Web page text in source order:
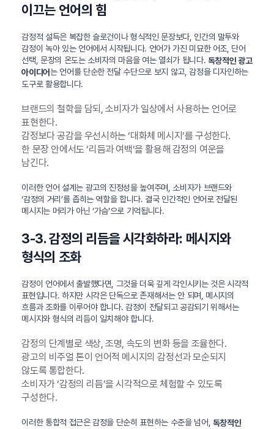
이끄는 언어의 힘
감정적 설득은 복잡한 슬로건이나 형식적인 문장보다, 인간의 말투와
감정이 녹아 있는 언어에서 시작됩니다. 언어가 가진 미묘한 어조, 단어
선택, 문장의 온도는 소비자의 마음을 여는 열쇠가 됩니다. 독창적인 광고
아이디어 는 언어를 단순한 전달 수단으로 보지 않고, 감정을 디자인하는
도구로 활용합니다.
브랜드의 철학을 담되, 소비자가 일상에서 사용하는 언어로
표현한다.
감정보다 공감을 우선시하는 ‘대화체 메시지’를 구성한다.
한 문장 안에서도 ‘리듬과 여백’을 활용해 감정의 여운을
남긴다.
이러한 언어 설계는 광고의 진정성을 높여주며, 소비자가 브랜드와
‘감정의 거리’를 좁히는 역할을 합니다. 결국 인간적인 언어로 전달된
메시지는 머리가 아닌 ‘가슴’으로 기억됩니다.
3-3. 감정의 리듬을 시각화하라: 메시지와
형식의 조화
감정이 언어에서 출발했다면, 그것을 더욱 깊게 각인시키는 것은 시각적
표현입니다. 하지만 시각은 단독으로 존재해서는 안 되며, 메시지의
흐름과 조화를 이루어야 합니다. 감정이 전달되고 공감되기 위해서는
메시지와 형식의 리듬이 일치해야 합니다.
감정의 단계별로 색상, 조명, 속도의 변화 등을 조율한다.
광고의 비주얼 톤이 언어적 메시지의 감정선과 모순되지
않도록 통합한다.
소비자가 ‘감정의 리듬’을 시각적으로 체험할 수 있도록
구성한다.
이러한 통합적 접근은 감정을 단순히 표현하는 수준을 넘어, 독창적인